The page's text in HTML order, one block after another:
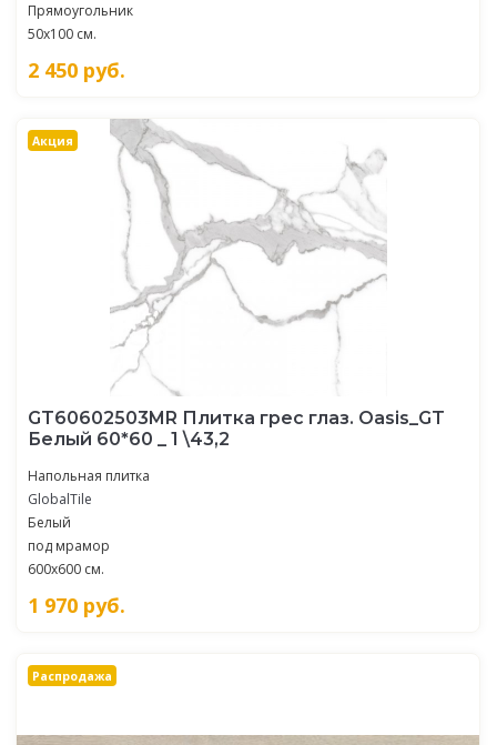
Прямоугольник
50x100 см.
2 450 руб.
Акция
GT60602503MR Плитка грес глаз. Oasis_GT
Белый 60*60 _ 1 \43,2
Напольная плитка
GlobalTile
Белый
под мрамор
600x600 см.
1 970 руб.
Распродажа